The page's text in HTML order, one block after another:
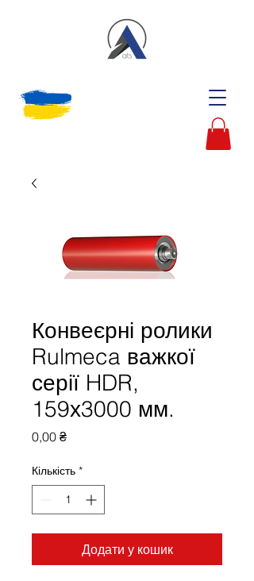
Конвеєрні ролики
Rulmeca важкої
серії HDR,
159х3000 мм.
0,00 ₴Ціна
Кількість *
Додати у кошик